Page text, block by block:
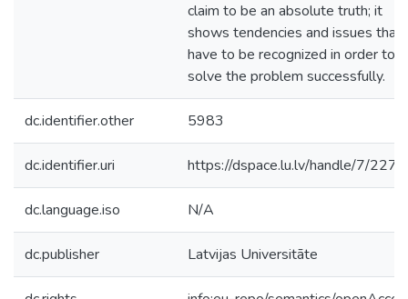
claim to be an absolute truth; it
shows tendencies and issues that
have to be recognized in order to
solve the problem successfully.
dc.identifier.other 5983
dc.identifier.uri https://dspace.lu.lv/handle/7/
dc.language.iso N/A
dc.publisher Latvijas Universitāte